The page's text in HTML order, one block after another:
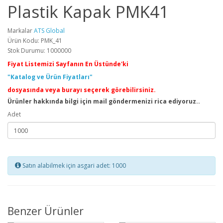
Plastik Kapak PMK41
MarkalarATS Global
Ürün Kodu: PMK_41
Stok Durumu: 1000000
Fiyat Listemizi Sayfanın En Üstünde'ki
"Katalog ve Ürün Fiyatları"
dosyasında veya burayı seçerek görebilirsiniz.
Ürünler hakkında bilgi için mail göndermenizi rica ediyoruz..
Adet
Satın alabilmek için asgari adet: 1000
Benzer Ürünler